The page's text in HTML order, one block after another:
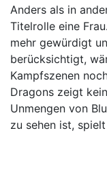
Anders als in
Titelrolle eine
mehr gewürdigt
berücksichtigt,
Kampfszenen
Dragons zeigt
Unmengen von
zu sehen ist,